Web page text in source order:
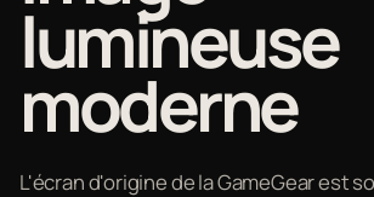
lumineuse
moderne
L'écran d'origine de la GameGear est